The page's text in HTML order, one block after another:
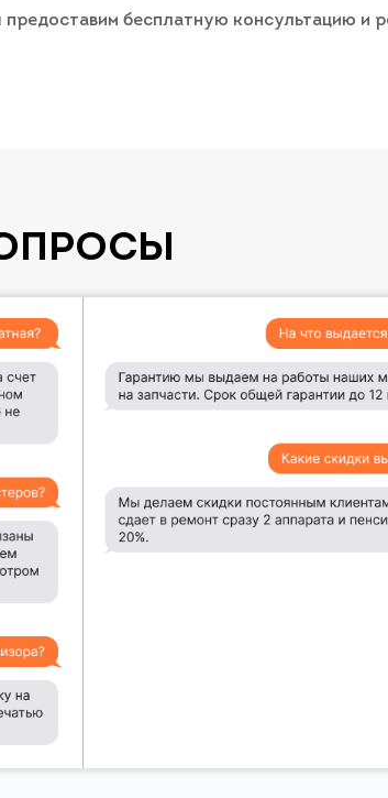
бесплатную консультацию и